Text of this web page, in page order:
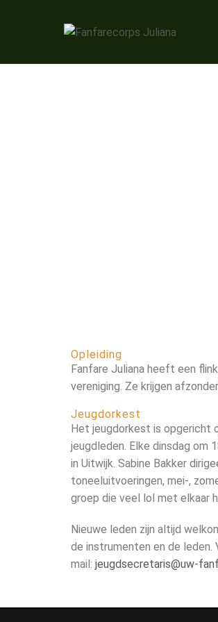
Opleiding
Fanfare Juliana heeft een
vereniging. Ze krijgen
Jeugdorkest
Het jeugdorkest is opgericht
jeugdleden. Elke dinsdag om
in Uitwijk. Sabine Bakker
toneeluitvoeringen, mei-,
groep die veel lol met elkaar
Nieuwe leden zijn altijd
de instrumenten en de leden.
mail: jeugdsecretaris@uw-